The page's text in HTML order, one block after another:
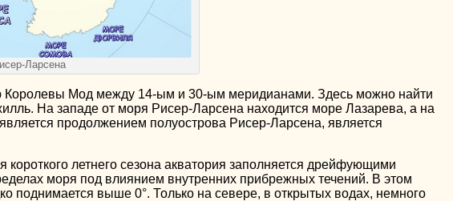
Ларсена
Мод между 14-ым и 30-ым меридианами. Здесь можно найти
На западе от моря Рисер-Ларсена находится море Лазарева, а на
продолжением полуострова Рисер-Ларсена, является
летнего сезона акватория заполняется дрейфующими
моря под влиянием внутренних прибрежных течений. В этом
поднимается выше 0°. Только на севере, в открытых водах, немного